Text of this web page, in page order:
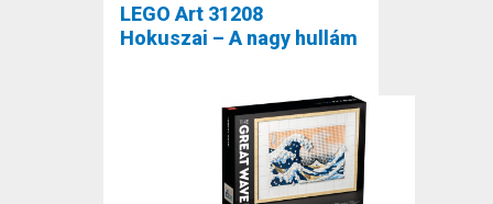
LEGO Art 31208
Hokuszai – A nagy hullám